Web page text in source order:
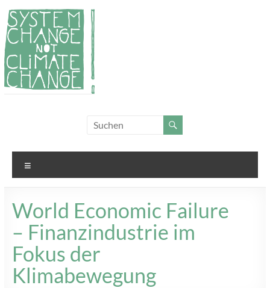
Zum
Inhalt
springen
Change!
World Economic Failure
– Finanzindustrie im
Fokus der
Klimabewegung